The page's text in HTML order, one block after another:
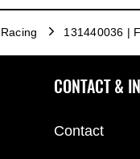
Racing 131440036 |
CONTACT &
Contact